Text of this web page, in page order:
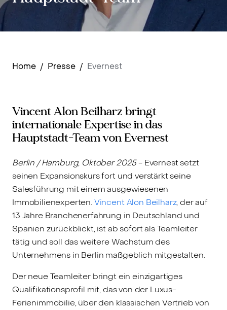
Home / Presse / Evernest
Vincent Alon Beilharz bringt
internationale Expertise in das
Hauptstadt-Team von Evernest
Berlin / Hamburg, Oktober 2025- Evernest setzt
seinen Expansionskurs fort und verstärkt seine
Salesführung mit einem ausgewiesenen
Immobilienexperten. Vincent Alon Beilharz, der auf
13 Jahre Branchenerfahrung in Deutschland und
Spanien zurückblickt, ist ab sofort als Teamleiter
tätig und soll das weitere Wachstum des
Unternehmens in Berlin maßgeblich mitgestalten.
Der neue Teamleiter bringt ein einzigartiges
Qualifikationsprofil mit, das von der Luxus-
Ferienimmobilie, über den klassischen Vertrieb von